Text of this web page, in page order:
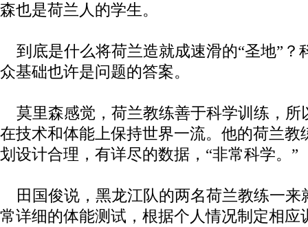
森也是荷兰人的学生。
到底是什么将荷兰造就成速滑的“圣地”？
众基础也许是问题的答案。
莫里森感觉，荷兰教练善于科学训练，所
在技术和体能上保持世界一流。他的荷兰教
划设计合理，有详尽的数据，“非常科学。”
田国俊说，黑龙江队的两名荷兰教练一来
常详细的体能测试，根据个人情况制定相应